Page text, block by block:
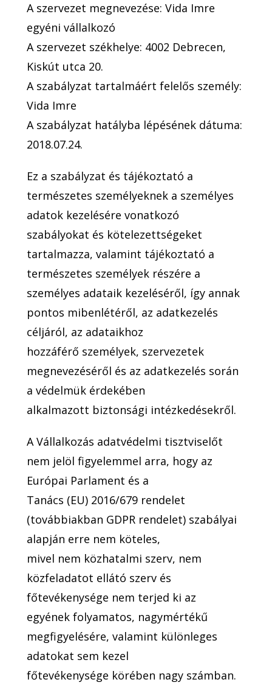
A szervezet megnevezése: Vida Imre
egyéni vállalkozó
A szervezet székhelye: 4002 Debrecen,
Kiskút utca 20.
A szabályzat tartalmáért felelős személy:
Vida Imre
A szabályzat hatályba lépésének dátuma:
2018.07.24.
Ez a szabályzat és tájékoztató a
természetes személyeknek a személyes
adatok kezelésére vonatkozó
szabályokat és kötelezettségeket
tartalmazza, valamint tájékoztató a
természetes személyek részére a
személyes adataik kezeléséről, így annak
pontos mibenlétéről, az adatkezelés
céljáról, az adataikhoz
hozzáférő személyek, szervezetek
megnevezéséről és az adatkezelés során
a védelmük érdekében
alkalmazott biztonsági intézkedésekről.
A Vállalkozás adatvédelmi tisztviselőt
nem jelöl figyelemmel arra, hogy az
Európai Parlament és a
Tanács (EU) 2016/679 rendelet
(továbbiakban GDPR rendelet) szabályai
alapján erre nem köteles,
mivel nem közhatalmi szerv, nem
közfeladatot ellátó szerv és
főtevékenysége nem terjed ki az
egyének folyamatos, nagymértékű
megfigyelésére, valamint különleges
adatokat sem kezel
főtevékenysége körében nagy számban.